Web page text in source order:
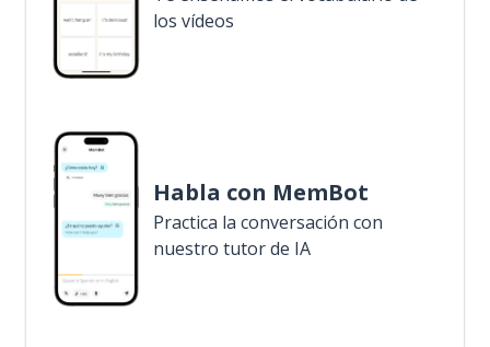
los vídeos
Habla con MemBot
Practica la conversación con
nuestro tutor de IA